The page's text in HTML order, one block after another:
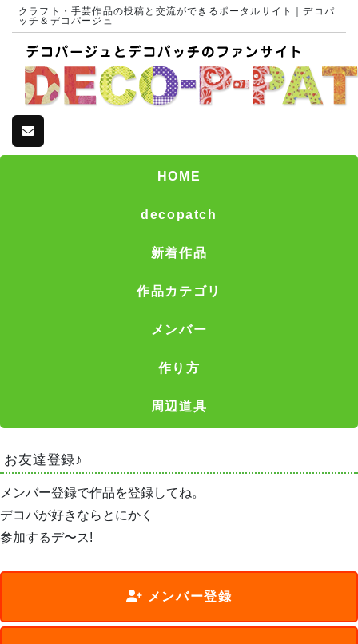
クラフト・手芸作品の投稿と交流ができるポータルサイト｜デコパ
ッチ＆デコパージュ
HOME
decopatch
新着作品
作品カテゴリ
メンバー
作り方
周辺道具
お友達登録♪
メンバー登録で作品を登録してね。
デコパが好きならとにかく
参加するデ〜ス!
メンバー登録